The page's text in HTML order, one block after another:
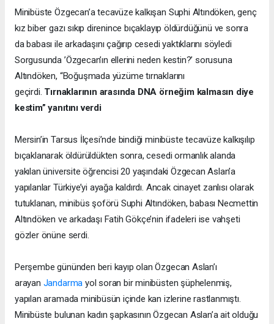
Minibüste Özgecan’a tecavüze kalkışan Suphi Altındöken, genç
kız biber gazı sıkıp direnince bıçaklayıp öldürdüğünü ve sonra
da babası ile arkadaşını çağırıp cesedi yaktıklarını söyledi
Sorgusunda ’Özgecan’ın ellerini neden kestin?’ sorusuna
Altındöken, “Boğuşmada yüzüme tırnaklarını
geçirdi. Tırnaklarının arasında DNA örneğim kalmasın diye
kestim” yanıtını verdi
Mersin’in Tarsus İlçesi’nde bindiği minibüste tecavüze kalkışılıp
bıçaklanarak öldürüldükten sonra, cesedi ormanlık alanda
yakılan üniversite öğrencisi 20 yaşındaki Özgecan Aslan’a
yapılanlar Türkiye’yi ayağa kaldırdı. Ancak cinayet zanlısı olarak
tutuklanan, minibüs şoförü Suphi Altındöken, babası Necmettin
Altındöken ve arkadaşı Fatih Gökçe’nin ifadeleri ise vahşeti
gözler önüne serdi.
Perşembe gününden beri kayıp olan Özgecan Aslan’ı
arayan Jandarma yol soran bir minibüsten şüphelenmiş,
yapılan aramada minibüsün içinde kan izlerine rastlanmıştı.
Minibüste bulunan kadın şapkasının Özgecan Aslan’a ait olduğu